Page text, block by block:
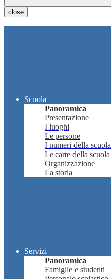
close
Scuola
Panoramica
Presentazione
I luoghi
Le persone
I numeri della scuola
Le carte della scuola
Organizzazione
La storia
Servizi
Panoramica
Famiglie e studenti